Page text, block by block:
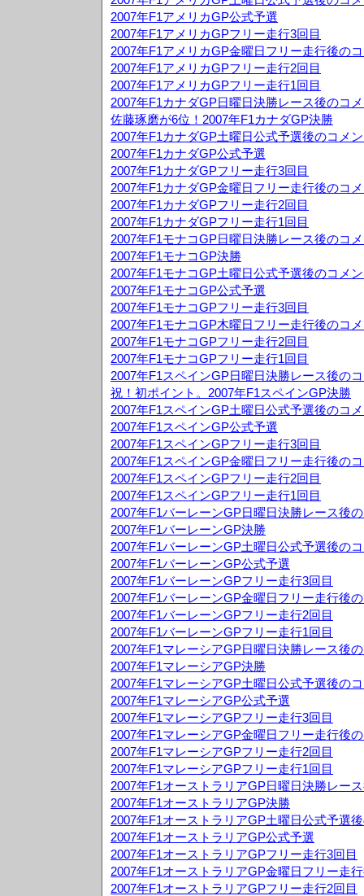
2007年F1アメリカGP公式予選
2007年F1アメリカGPフリー走行3回目
2007年F1アメリカGP金曜日フリー走行後の
2007年F1アメリカGPフリー走行2回目
2007年F1アメリカGPフリー走行1回目
2007年F1カナダGP日曜日決勝レース後のコ
佐藤琢磨が6位！2007年F1カナダGP決勝
2007年F1カナダGP土曜日公式予選後のコメ
2007年F1カナダGP公式予選
2007年F1カナダGPフリー走行3回目
2007年F1カナダGP金曜日フリー走行後のコ
2007年F1カナダGPフリー走行2回目
2007年F1カナダGPフリー走行1回目
2007年F1モナコGP日曜日決勝レース後のコ
2007年F1モナコGP決勝
2007年F1モナコGP土曜日公式予選後のコメ
2007年F1モナコGP公式予選
2007年F1モナコGPフリー走行3回目
2007年F1モナコGP木曜日フリー走行後のコ
2007年F1モナコGPフリー走行2回目
2007年F1モナコGPフリー走行1回目
2007年F1スペインGP日曜日決勝レース後の
祝！初ポイント。2007年F1スペインGP決勝
2007年F1スペインGP土曜日公式予選後のコ
2007年F1スペインGP公式予選
2007年F1スペインGPフリー走行3回目
2007年F1スペインGP金曜日フリー走行後の
2007年F1スペインGPフリー走行2回目
2007年F1スペインGPフリー走行1回目
2007年F1バーレーンGP日曜日決勝レース後
2007年F1バーレーンGP決勝
2007年F1バーレーンGP土曜日公式予選後の
2007年F1バーレーンGP公式予選
2007年F1バーレーンGPフリー走行3回目
2007年F1バーレーンGP金曜日フリー走行後
2007年F1バーレーンGPフリー走行2回目
2007年F1バーレーンGPフリー走行1回目
2007年F1マレーシアGP日曜日決勝レース後
2007年F1マレーシアGP決勝
2007年F1マレーシアGP土曜日公式予選後の
2007年F1マレーシアGP公式予選
2007年F1マレーシアGPフリー走行3回目
2007年F1マレーシアGP金曜日フリー走行後
2007年F1マレーシアGPフリー走行2回目
2007年F1マレーシアGPフリー走行1回目
2007年F1オーストラリアGP日曜日決勝レー
2007年F1オーストラリアGP決勝
2007年F1オーストラリアGP土曜日公式予選
2007年F1オーストラリアGP公式予選
2007年F1オーストラリアGPフリー走行3回目
2007年F1オーストラリアGP金曜日フリー走
2007年F1オーストラリアGPフリー走行2回目